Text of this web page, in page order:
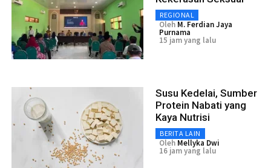
REGIONAL
Oleh M. Ferdian Jaya
Purnama
15 jam yang lalu
Susu Kedelai, Sumber
Protein Nabati yang
Kaya Nutrisi
BERITA LAIN
Oleh Mellyka Dwi
16 jam yang lalu